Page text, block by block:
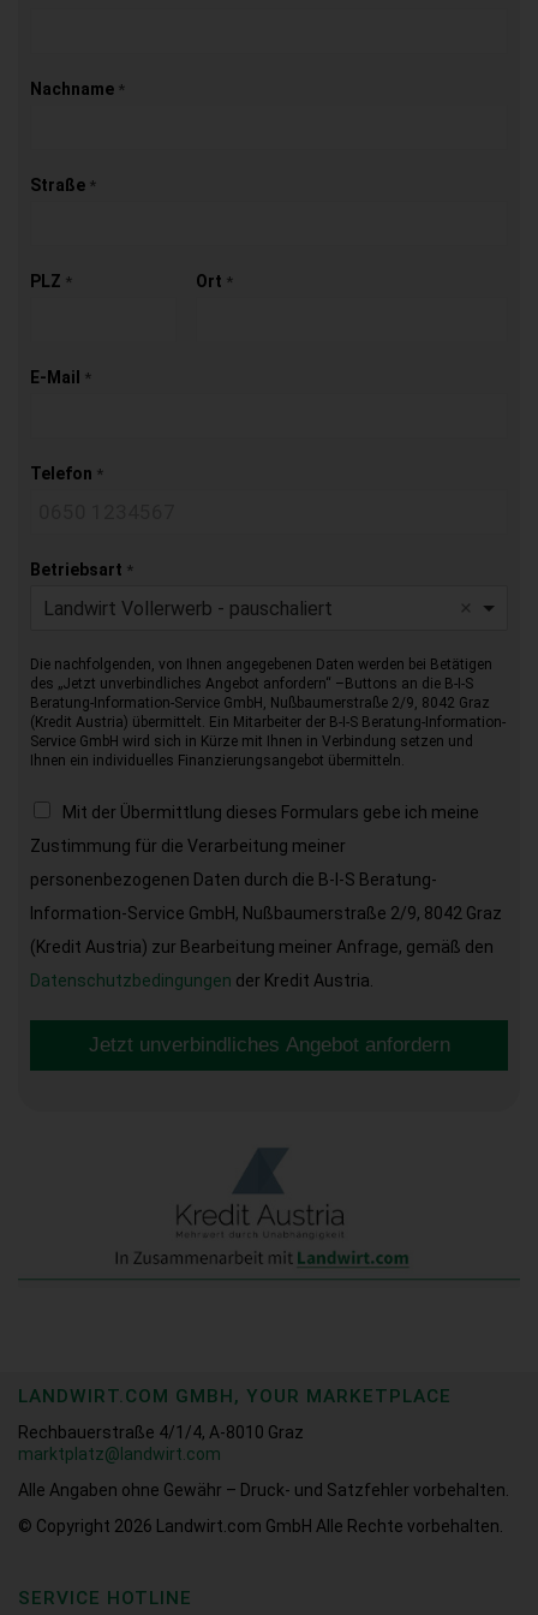
Nachname *
Straße *
PLZ * Ort *
E-Mail *
Telefon *
Betriebsart *
Landwirt Vollerwerb - pauschaliert
Die nachfolgenden, von Ihnen angegebenen Daten werden bei Betätigen
des „Jetzt unverbindliches Angebot anfordern“ –Buttons an die B-I-S
Beratung-Information-Service GmbH, Nußbaumerstraße 2/9, 8042 Graz
(Kredit Austria) übermittelt. Ein Mitarbeiter der B-I-S Beratung-Information-
Service GmbH wird sich in Kürze mit Ihnen in Verbindung setzen und
Ihnen ein individuelles Finanzierungsangebot übermitteln.
Mit der Übermittlung dieses Formulars gebe ich meine
Zustimmung für die Verarbeitung meiner
personenbezogenen Daten durch die B-I-S Beratung-
Information-Service GmbH, Nußbaumerstraße 2/9, 8042 Graz
(Kredit Austria) zur Bearbeitung meiner Anfrage, gemäß den
Datenschutzbedingungen der Kredit Austria.
Jetzt unverbindliches Angebot anfordern
LANDWIRT.COM GMBH, YOUR MARKETPLACE
Rechbauerstraße 4/1/4, A-8010 Graz
marktplatz@landwirt.com
Alle Angaben ohne Gewähr – Druck- und Satzfehler vorbehalten.
© Copyright 2026
Landwirt.com GmbH Alle Rechte vorbehalten.
SERVICE HOTLINE